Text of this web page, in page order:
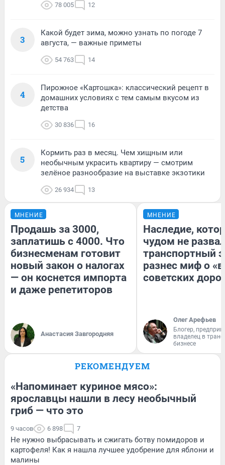
78 005 12
3
Какой будет зима, можно узнать по погоде 7
августа, — важные приметы
54 763 14
4
Пирожное «Картошка»: классический рецепт в
домашних условиях с тем самым вкусом из
детства
30 836 16
5
Кормить раз в месяц. Чем хищным или
необычным украсить квартиру — смотрим
зелёное разнообразие на выставке экзотики
26 934 13
МНЕНИЕ
Продашь за 3000,
заплатишь с 4000. Что
бизнесменам готовит
новый закон о налогах
— он коснется импорта
и даже репетиторов
Анастасия Завгородняя
МНЕНИЕ
Наследие,
чудом не
транспортный
разнес миф о
советских
Олег Арефьев
Блогер,
владелец в
бизнесе
РЕКОМЕНДУЕМ
«Напоминает куриное мясо»:
ярославцы нашли в лесу необычный
гриб — что это
9 часов 6 898 7
Не нужно выбрасывать и сжигать ботву помидоров и
картофеля! Как я нашла лучшее удобрение для яблони и
малины